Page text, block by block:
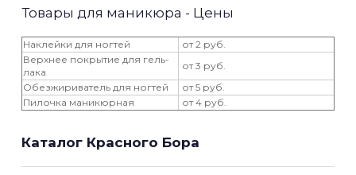
Товары для маникюра - Цены
Наклейки для ногтей
от 2 руб.
Верхнее покрытие для гель-
лака
от 3 руб.
Обезжириватель для ногтей
от 5 руб.
Пилочка маникюрная
от 4 руб.
Каталог Красного Бора